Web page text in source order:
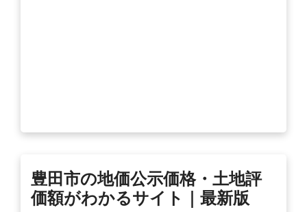
豊田市の地価公示価格・土地評
価額がわかるサイト｜最新版